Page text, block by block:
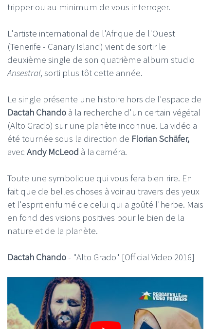
tripper ou au minimum de vous interroger.
L'artiste international de l'Afrique de l'Ouest
(Tenerife - Canary Island) vient de sortir le
deuxième single de son quatrième album studio
Ansestral, sorti plus tôt cette année.
Le single présente une histoire hors de l'espace de
Dactah Chando à la recherche d'un certain végétal
(Alto Grado) sur une planète inconnue. La vidéo a
été tournée sous la direction de Florian Schäfer,
avec Andy McLeod à la caméra.
Toute une symbolique qui vous fera bien rire. En
fait que de belles choses à voir au travers des yeux
et l'esprit enfumé de celui qui a goûté l'herbe. Mais
en fond des visions positives pour le bien de la
nature et de la planète.
Dactah Chando- "Alto Grado" [Official Video 2016]